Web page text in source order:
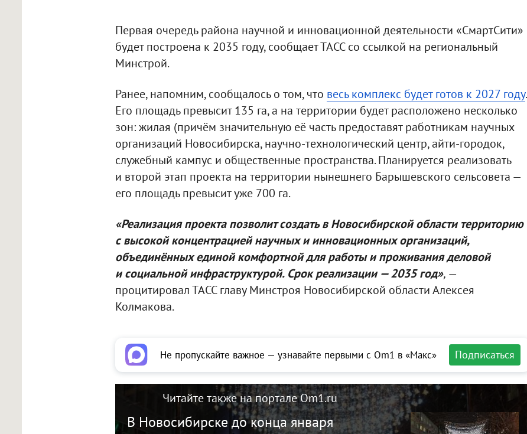
Первая очередь района научной и инновационной деятельности «СмартСити»
будет построена к 2035 году, сообщает ТАСС со ссылкой на региональный
Минстрой.
Ранее, напомним, сообщалось о том, что весь комплекс будет готов к 2027 году.
Его площадь превысит 135 га, а на территории будет расположено несколько
зон: жилая (причём значительную её часть предоставят работникам научных
организаций Новосибирска, научно-технологический центр, айти-городок,
служебный кампус и общественные пространства. Планируется реализовать
и второй этап проекта на территории нынешнего Барышевского сельсовета —
его площадь превысит уже 700 га.
«Реализация проекта позволит создать в Новосибирской области территорию
с высокой концентрацией научных и инновационных организаций,
объединённых единой комфортной для работы и проживания деловой
и социальной инфраструктурой. Срок реализации — 2035 год», —
процитировал ТАСС главу Минстроя Новосибирской области Алексея
Колмакова.
Не пропускайте важное — узнавайте первыми с Om1 в «Макс» Подписаться
Читайте также на портале Om1.ru
В Новосибирске до конца января